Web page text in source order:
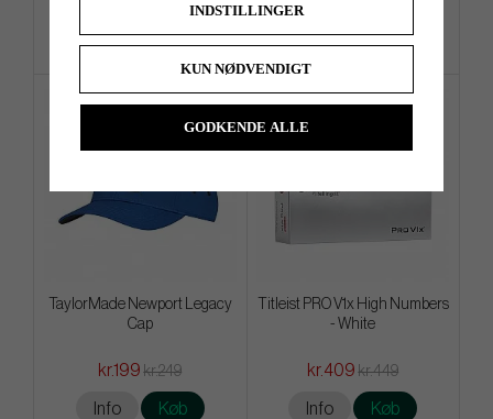
TaylorMade Newport Legacy
Cap
kr.199 kr.249
Info Køb
Titleist PRO V1x High Numbers
- White
kr.409 kr.449
Info Køb
INDSTILLINGER
KUN NØDVENDIGT
GODKENDE ALLE